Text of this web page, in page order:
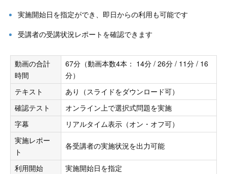
実施開始日を指定ができ、即日からの利用も可能です
受講者の受講状況レポートを確認できます
動画の合計
時間
67分（動画本数4本： 14分 / 26分 / 11分 / 16
分）
テキスト
あり（スライドをダウンロード可）
確認テスト
オンライン上で選択式問題を実施
字幕
リアルタイム表示（オン・オフ可）
実施レポー
ト
各受講者の実施状況を出力可能
利用開始 実施開始日を指定